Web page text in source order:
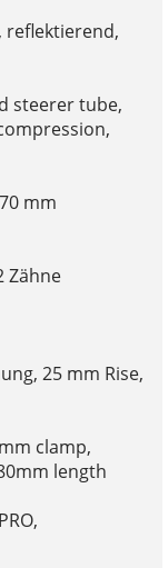
reflektierend,
steerer tube,
mm
Zähne
25 mm Rise,
clamp,
length